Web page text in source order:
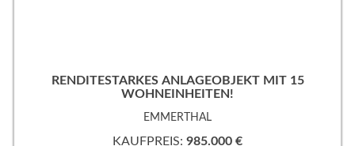
RENDITESTARKES ANLAGEOBJEKT MIT 15
WOHNEINHEITEN!
EMMERTHAL
KAUFPREIS: 985.000 €